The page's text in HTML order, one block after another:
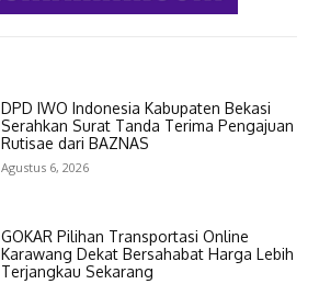
DPD IWO Indonesia Kabupaten Bekasi
Serahkan Surat Tanda Terima Pengajuan
Rutisae dari BAZNAS
Agustus 6, 2026
GOKAR Pilihan Transportasi Online
Karawang Dekat Bersahabat Harga Lebih
Terjangkau Sekarang